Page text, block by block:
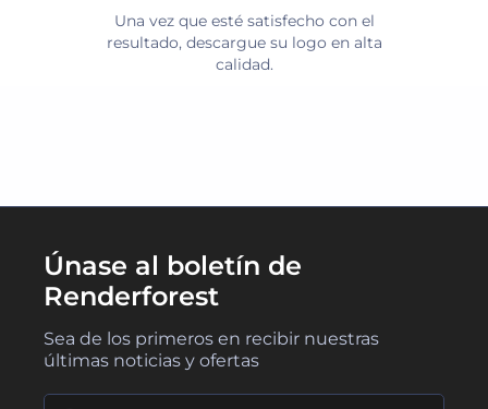
Una vez que esté satisfecho con el
resultado, descargue su logo en alta
calidad.
Únase al boletín de
Renderforest
Sea de los primeros en recibir nuestras
últimas noticias y ofertas